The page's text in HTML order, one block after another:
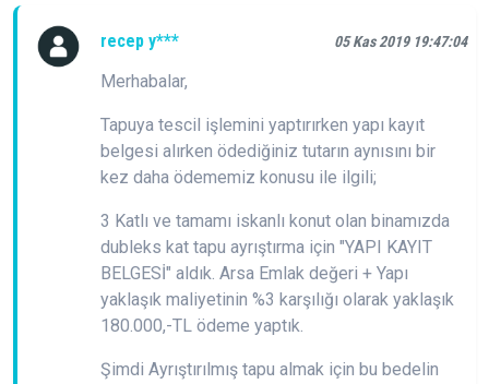
recep y*** 05 Kas 2019 19:47:04
Merhabalar,
Tapuya tescil işlemini yaptırırken yapı kayıt
belgesi alırken ödediğiniz tutarın aynısını bir
kez daha ödememiz konusu ile ilgili;
3 Katlı ve tamamı iskanlı konut olan binamızda
dubleks kat tapu ayrıştırma için "YAPI KAYIT
BELGESİ" aldık. Arsa Emlak değeri + Yapı
yaklaşık maliyetinin %3 karşılığı olarak yaklaşık
180.000,-TL ödeme yaptık.
Şimdi Ayrıştırılmış tapu almak için bu bedelin